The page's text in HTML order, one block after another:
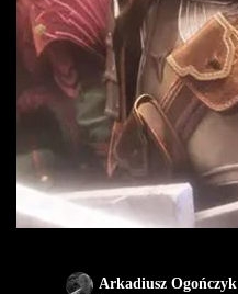
Arkadiusz Ogończyk